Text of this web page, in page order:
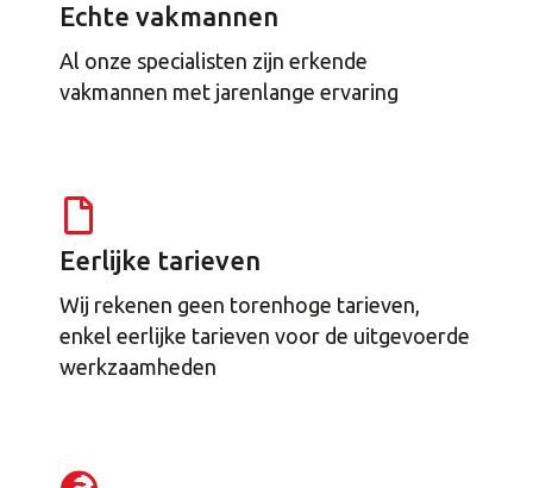
Echte vakmannen
Al onze specialisten zijn erkende
vakmannen met jarenlange ervaring
Eerlijke tarieven
Wij rekenen geen torenhoge tarieven,
enkel eerlijke tarieven voor de uitgevoerde
werkzaamheden